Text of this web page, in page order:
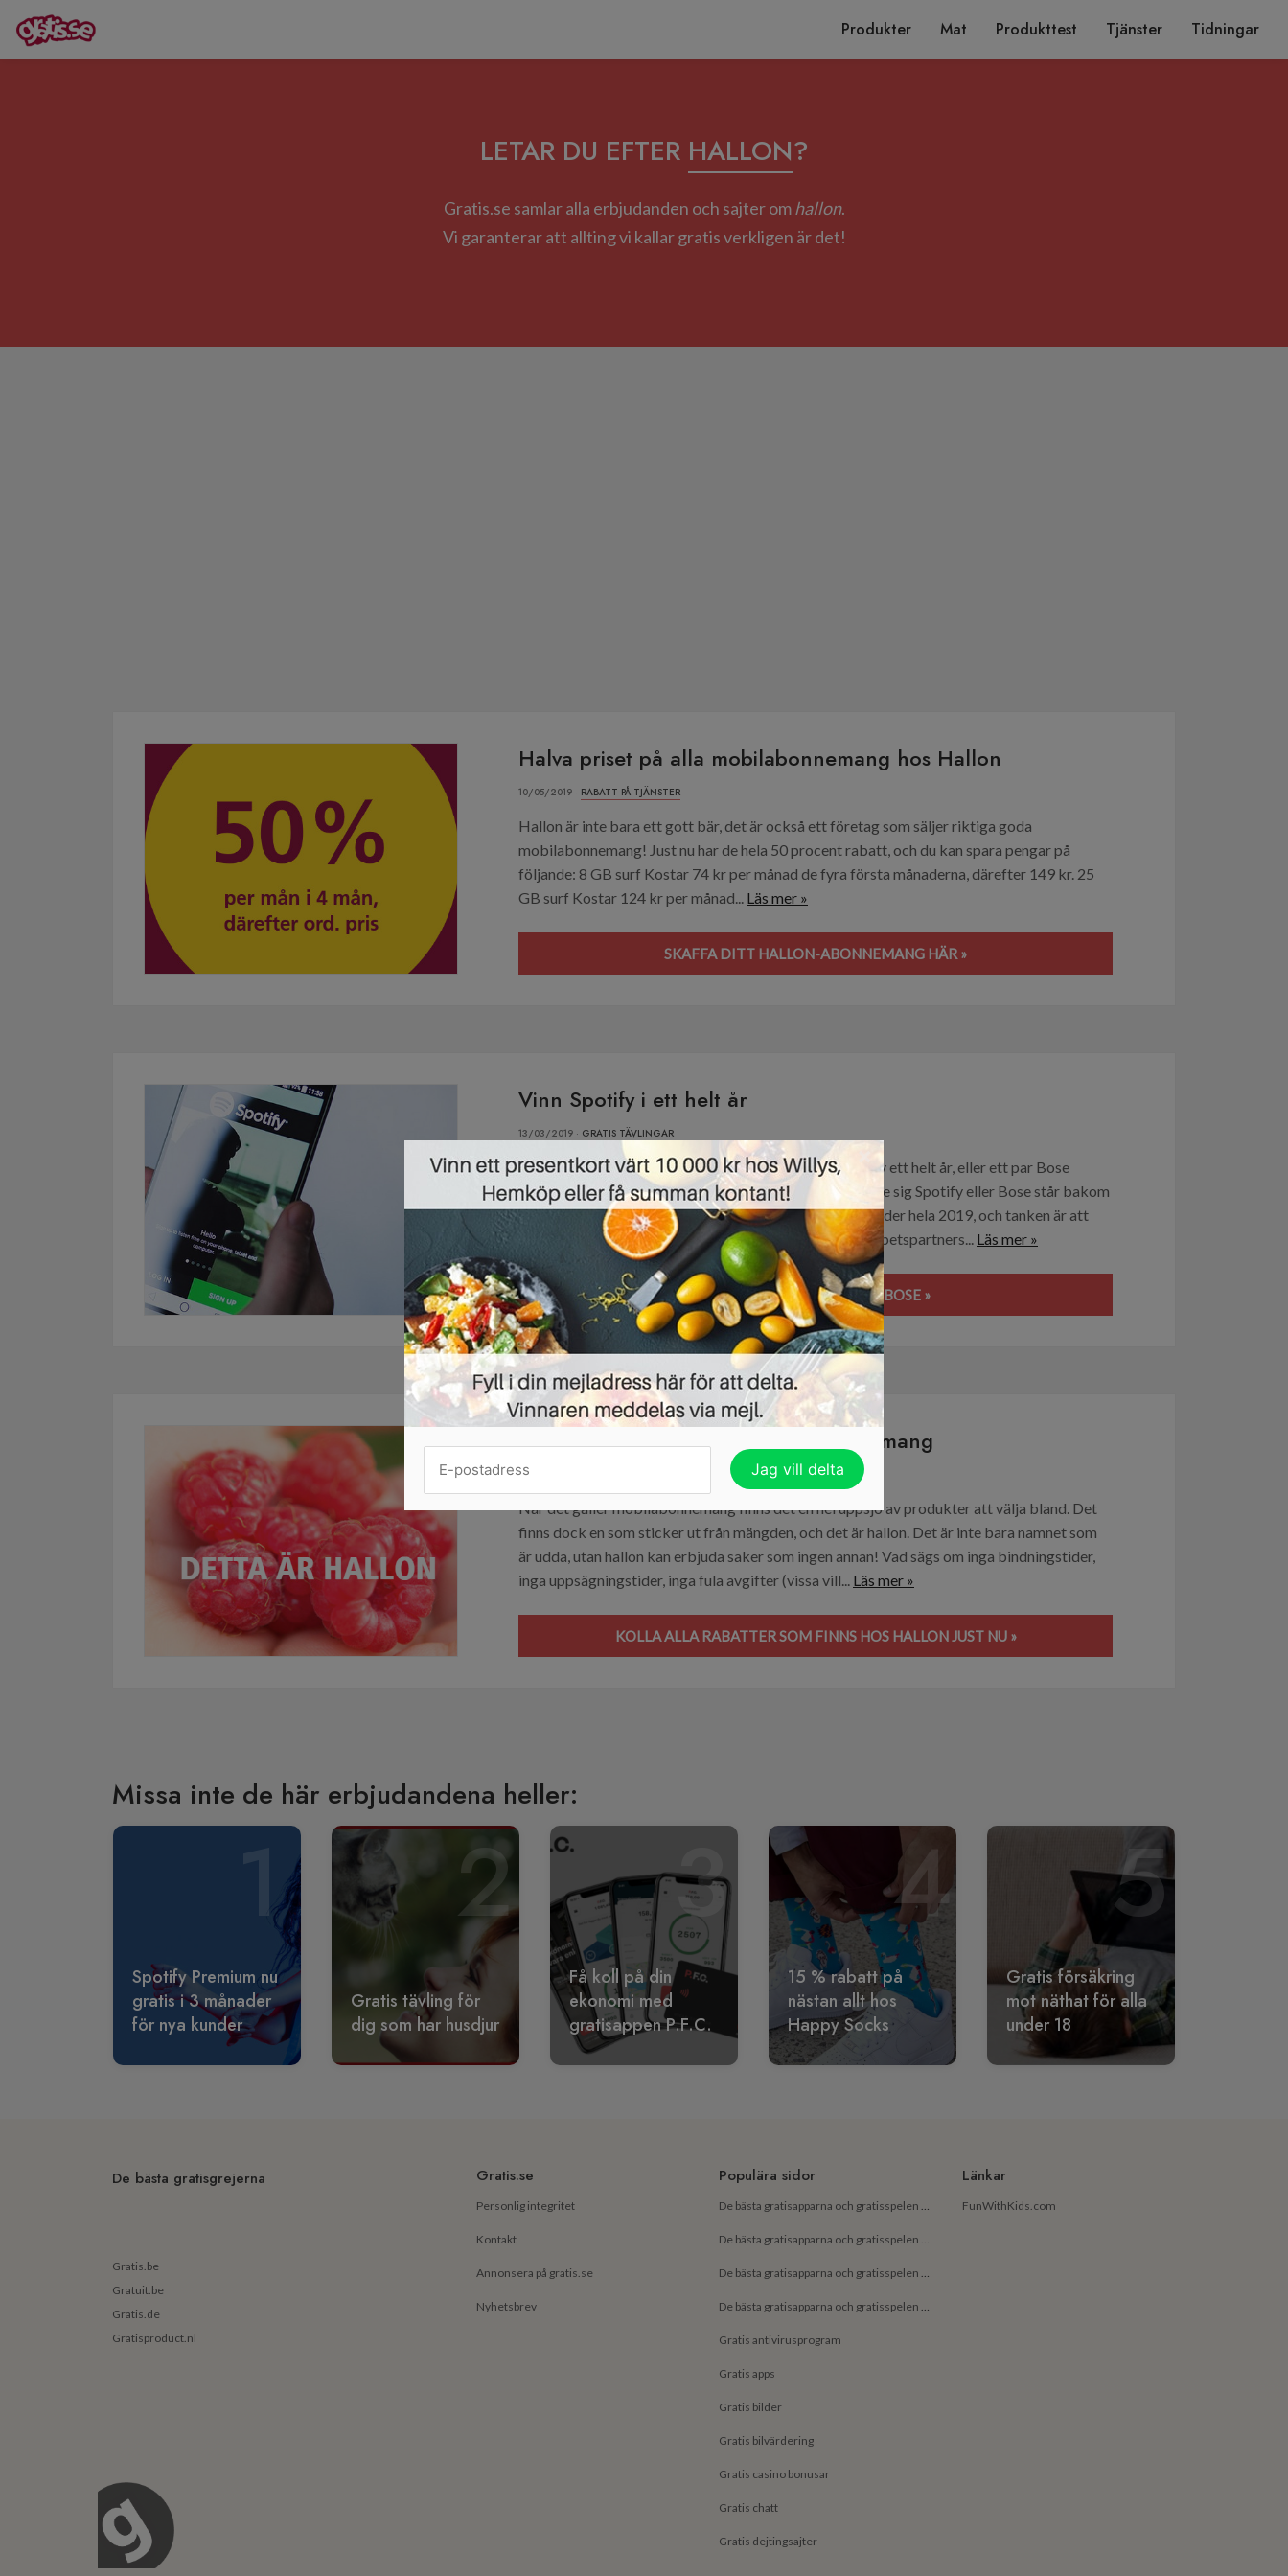
Produkter Mat Produkttest Tjänster Tidningar
LETAR DU EFTER HALLON?
Gratis.se samlar alla erbjudanden och sajter omhallon.
Vi garanterar att allting vi kallar gratis verkligen är det!
Halva priset på alla mobilabonnemang hos Hallon
10/05/2019 · RABATT PÅ TJÄNSTER
Hallon är inte bara ett gott bär, det är också ett företag som säljer riktiga goda
mobilabonnemang! Just nu har de hela 50 procent rabatt, och du kan spara pengar på
följande: 8 GB surf Kostar 74 kr per månad de fyra första månaderna, därefter 149 kr. 25
GB surf Kostar 124 kr per månad... Läs mer »
SKAFFA DITT HALLON-ABONNEMANG HÄR »
Vinn Spotify i ett helt år
13/03/2019 · GRATIS TÄVLINGAR
I den här utlottningen kan du vinna musiktjänsten Spotify ett helt år, eller ett par Bose
Home Speaker 500-högtalare. Vi ska direkt säga att vare sig Spotify eller Bose står bakom
den här tävlingen eller dess priser. Utlottningen pågår under hela 2019, och tanken är att
alla deltagare under tiden får reklam från utvalda samarbetspartners... Läs mer »
TÄVLA OM SPOTIFY ELLER BOSE »
Massor av rabatter på Hallon-abonnemang
19/03/2018 ·
När det gäller mobilabonnemang finns det en hel uppsjö av produkter att välja bland. Det
finns dock en som sticker ut från mängden, och det är hallon. Det är inte bara namnet som
är udda, utan hallon kan erbjuda saker som ingen annan! Vad sägs om inga bindningstider,
inga uppsägningstider, inga fula avgifter (vissa vill... Läs mer »
KOLLA ALLA RABATTER SOM FINNS HOS HALLON JUST NU »
Missa inte de här erbjudandena heller:
1
Spotify Premium nu
gratis i 3 månader
för nya kunder
2
Gratis tävling för
dig som har husdjur
3
Få koll på din
ekonomi med
gratisappen P.F.C.
4
15 % rabatt på
nästan allt hos
Happy Socks
5
Gratis försäkring
mot näthat för alla
under 18
De bästa gratisgrejerna
Gratis.be
Gratuit.be
Gratis.de
Gratisproduct.nl
Gratis.se
Personlig integritet
Kontakt
Annonsera på gratis.se
Nyhetsbrev
Populära sidor
De bästa gratisapparna och gratisspelen på Android för små barn
De bästa gratisapparna och gratisspelen på Android för barn
De bästa gratisapparna och gratisspelen på iPhone för små barn
De bästa gratisapparna och gratisspelen på iPhone för barn
Gratis antivirusprogram
Gratis apps
Gratis bilder
Gratis bilvärdering
Gratis casino bonusar
Gratis chatt
Gratis dejtingsajter
Länkar
FunWithKids.com